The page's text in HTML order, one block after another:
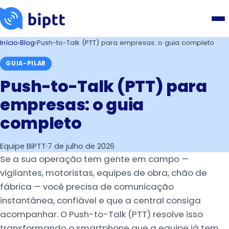
Início›Blog›Push-to-Talk (PTT) para empresas: o guia completo
GUIA-PILAR
Push-to-Talk (PTT) para
empresas: o guia
completo
Equipe BiPTT·7 de julho de 2026
Se a sua operação tem gente em campo —
vigilantes, motoristas, equipes de obra, chão de
fábrica — você precisa de comunicação
instantânea, confiável e que a central consiga
acompanhar. O Push-to-Talk (PTT) resolve isso